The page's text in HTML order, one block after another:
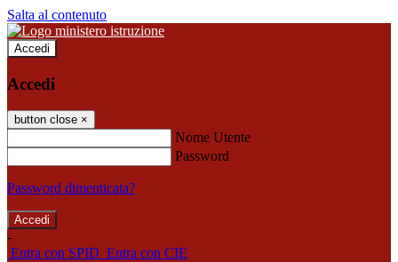
Salta al contenuto
Accedi
Accedi
button close ×
Nome Utente
Password
Password dimenticata?
-
Entra con SPID Entra con CIE